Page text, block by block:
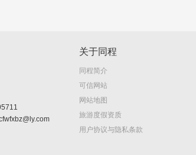
关于同程
同程简介
可信网站
网站地图
旅游度假资质
用户协议与隐私条款